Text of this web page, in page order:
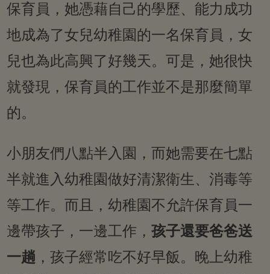
保育員，她憑藉自己的學歷、能力成功
地成為了女兒幼稚園的一名保育員，女
兒也為此高興了好幾天。可是，她很快
就發現，保育員的工作並不是那麼簡單
的。
小朋友們八點半入園，而她需要在七點
半就進入幼稚園做好清潔衛生、消毒等
等工作。而且，幼稚園不允許保育員一
邊帶孩子，一邊工作， 孩子還要爸爸送
一趟 ，孩子經常吃不好早飯。晚上幼稚